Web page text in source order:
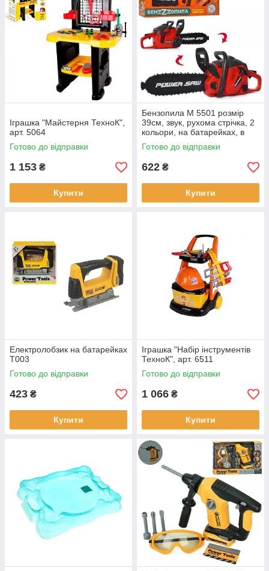
Іграшка "Майстерня ТехноК",
арт. 5064
Готово до відправки
1 153 ₴
Купити
Бензопила М 5501 розмір
39см, звук, рухома стрічка, 2
кольори, на батарейках, в
коробціі, 40-20-10см
Готово до відправки
622 ₴
Купити
Електролобзик на батарейках
T003
Готово до відправки
423 ₴
Купити
Іграшка "Набір інструментів
ТехноК", арт. 6511
Готово до відправки
1 066 ₴
Купити